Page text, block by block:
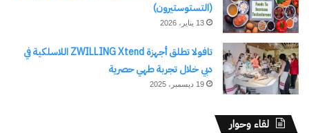
(التستوستيرون)
13 يناير، 2026
تافولا تطلق أجهزة ZWILLING Xtend اللاسلكية في
دبي خلال تجربة طهي حصرية
19 ديسمبر، 2025
لقاء وحوار